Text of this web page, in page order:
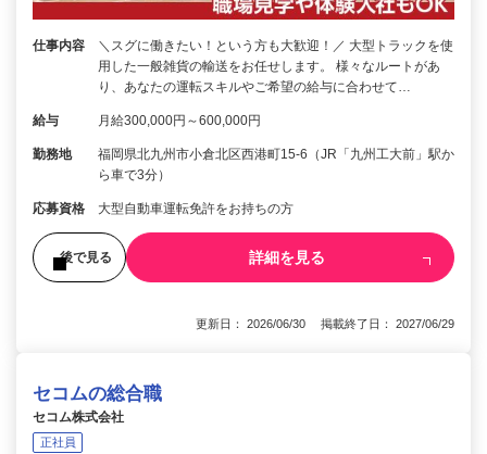
仕事内容
＼スグに働きたい！という方も大歓迎！／ 大型トラックを使
用した一般雑貨の輸送をお任せします。 様々なルートがあ
り、あなたの運転スキルやご希望の給与に合わせて…
給与 月給300,000円～600,000円
勤務地
福岡県北九州市小倉北区西港町15-6（JR「九州工大前」駅か
ら車で3分）
応募資格 大型自動車運転免許をお持ちの方
後で見る 詳細を見る
更新日： 2026/06/30 掲載終了日： 2027/06/29
セコムの総合職
セコム株式会社
正社員